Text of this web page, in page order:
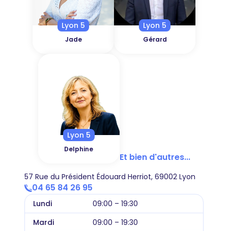
Lyon 5
Jade
Lyon 5
Gérard
Lyon 5
Delphine
Et bien d'autres...
57 Rue du Président Édouard Herriot, 69002 Lyon
04 65 84 26 95
Lundi
09:00 – 19:30
Mardi
09:00 – 19:30